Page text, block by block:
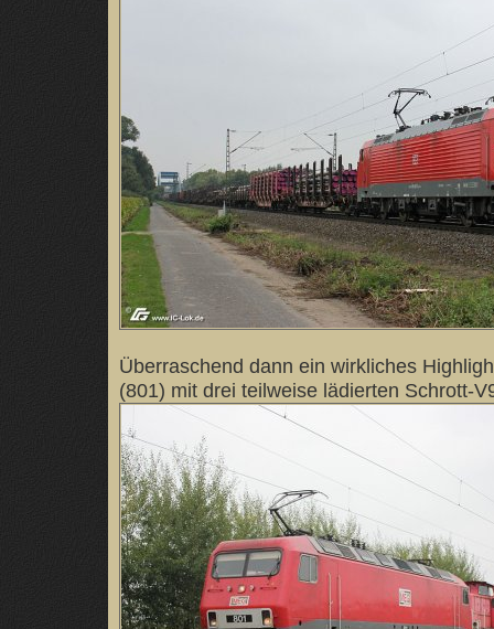
Überraschend dann ein wirkliches
(801) mit drei teilweise lädierten Schrott-